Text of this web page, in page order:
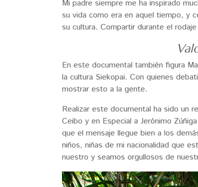
Mi padre siempre me ha inspirado
su vida como era en aquel tiempo, y
su cultura. Compartir durante el
En este documental también figura
la cultura Siekopai. Con quienes
mostrar esto a la gente.
Realizar este documental ha sido un
Ceibo y en Especial a Jerónimo
que el mensaje llegue bien a los
niños, niñas de mi nacionalidad que
nuestro y seamos orgullosos de